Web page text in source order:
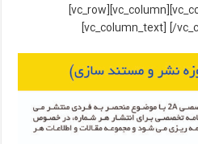
[vc_column_text] [/